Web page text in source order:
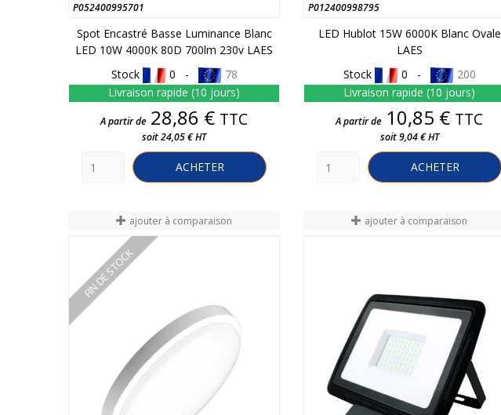
P052400995701
Spot Encastré Basse Luminance Blanc
LED 10W 4000K 80D 700lm 230v LAES
Stock
0 -
78
Livraison rapide (10 jours)
Prix
A partir de 28,86 € TTC
soit 24,05 € HT
ACHETER
P012400998795
LED Hublot 15W 6000K Blanc Ovale
LAES
Stock
0 -
200
Livraison rapide (10 jours)
Prix
A partir de 10,85 € TTC
soit 9,04 € HT
ACHETER
ajouter à comparaison
FIN DE STOCK
ajouter à comparaison